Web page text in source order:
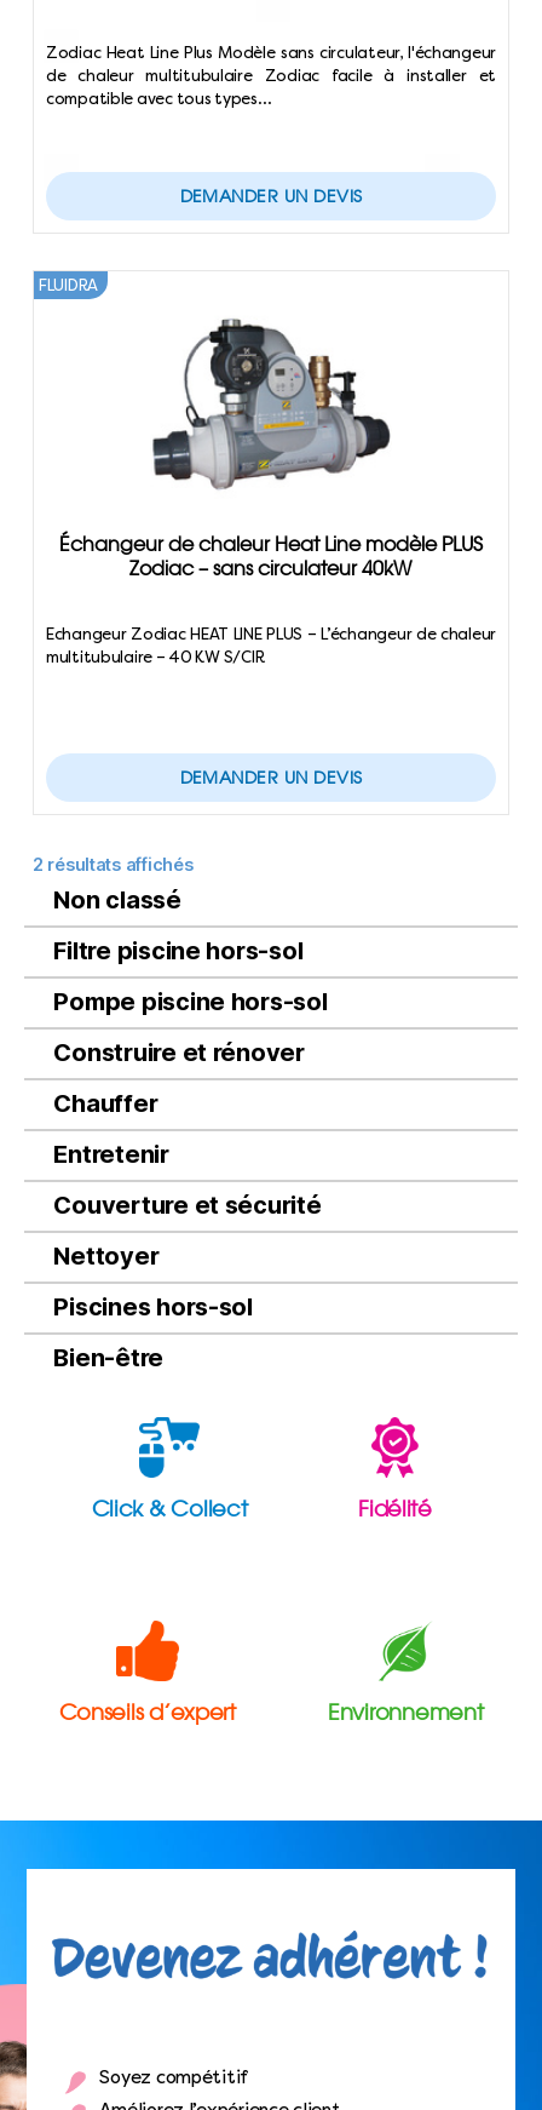
Zodiac Heat Line Plus Modèle sans circulateur, l'échangeur
de chaleur multitubulaire Zodiac facile à installer et
compatible avec tous types…
DEMANDER UN DEVIS
Échangeur de chaleur Heat Line modèle PLUS
Zodiac – sans circulateur 40kW
FLUIDRA
Echangeur Zodiac HEAT LINE PLUS – L’échangeur de chaleur
multitubulaire – 40 KW S/CIR
DEMANDER UN DEVIS
2 résultats affichés
Non classé
Filtre piscine hors-sol
Pompe piscine hors-sol
Construire et rénover
Chauffer
Entretenir
Couverture et sécurité
Nettoyer
Piscines hors-sol
Bien-être
Click & Collect
Conseils d’expert
Fidélité
Environnement
Soyez compétitif